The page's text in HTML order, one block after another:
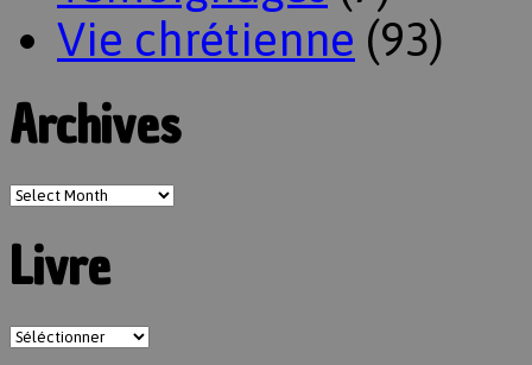
Vie chrétienne (93)
Archives
Livre